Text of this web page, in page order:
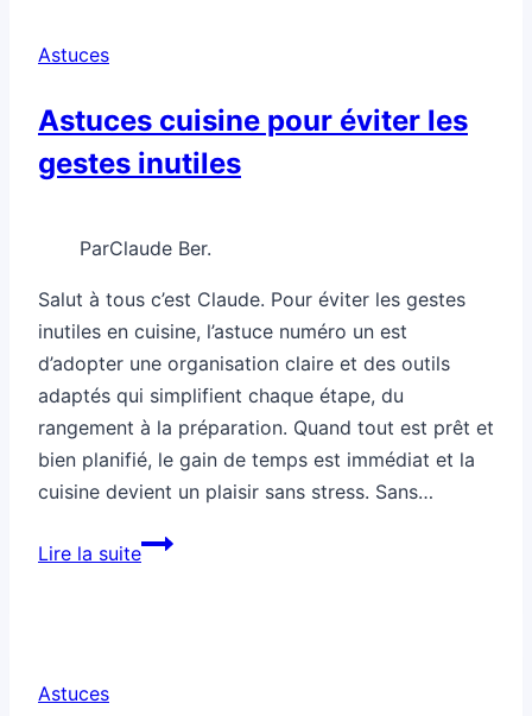
Astuces
Astuces cuisine pour éviter les
gestes inutiles
ParClaude Ber.
Salut à tous c’est Claude. Pour éviter les gestes
inutiles en cuisine, l’astuce numéro un est
d’adopter une organisation claire et des outils
adaptés qui simplifient chaque étape, du
rangement à la préparation. Quand tout est prêt et
bien planifié, le gain de temps est immédiat et la
cuisine devient un plaisir sans stress. Sans…
Lire la suiteAstuces
Astuces